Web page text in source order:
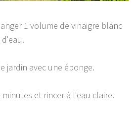
1 volume de vinaigre blanc
jardin avec une éponge.
et rincer à l'eau claire.